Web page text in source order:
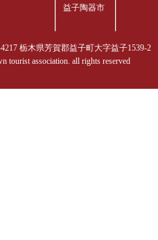
益子陶器市
4217 栃木県芳賀郡益子町大字益子1539-
tourist association. all rights reserved